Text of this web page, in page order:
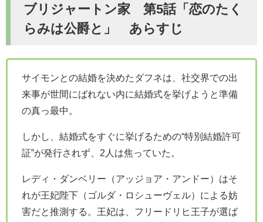
ブリジャートン家 第5話「恋のたく
らみは公爵と」 あらすじ
サイモンとの結婚を決めたダフネは、社交界での出
来事が世間にばれない内に結婚式を挙げようと準備
の真っ最中。
しかし、結婚式をすぐに挙げるための“特別結婚許可
証”が発行されず、2人は焦っていた。
レディ・ダンベリー（アッジョア・アンドー）はそ
れが王妃陛下（ゴルダ・ロシューヴェル）による妨
害だと推測する。王妃は、フリードリヒ王子が選ば